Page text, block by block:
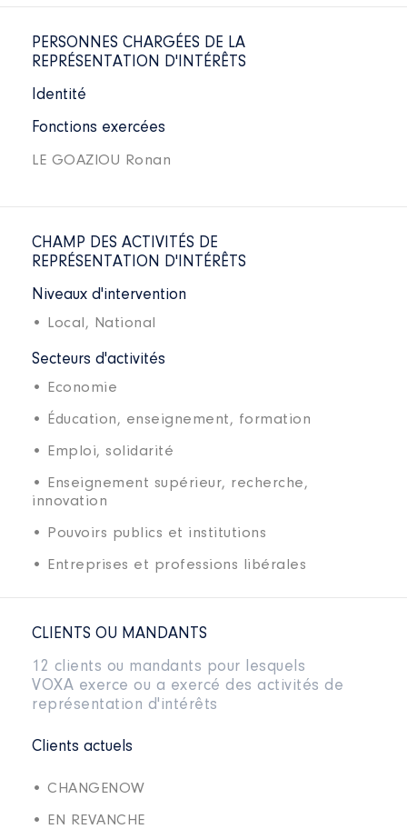
PERSONNES CHARGÉES DE LA
REPRÉSENTATION D'INTÉRÊTS
Identité
Fonctions exercées
LE GOAZIOU Ronan
CHAMP DES ACTIVITÉS DE
REPRÉSENTATION D'INTÉRÊTS
Niveaux d'intervention
• Local, National
Secteurs d'activités
• Economie
• Éducation, enseignement, formation
• Emploi, solidarité
• Enseignement supérieur, recherche,
innovation
• Pouvoirs publics et institutions
• Entreprises et professions libérales
CLIENTS OU MANDANTS
12 clients ou mandants pour lesquels
VOXA exerce ou a exercé des activités de
représentation d'intérêts
Clients actuels
• CHANGENOW
• EN REVANCHE